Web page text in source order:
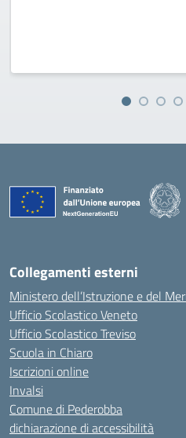
Collegamenti esterni
Ministero dell’Istruzione e del
Ufficio Scolastico Veneto
Ufficio Scolastico Treviso
Scuola in Chiaro
Iscrizioni online
Invalsi
Comune di Pederobba
dichiarazione di accessibilità